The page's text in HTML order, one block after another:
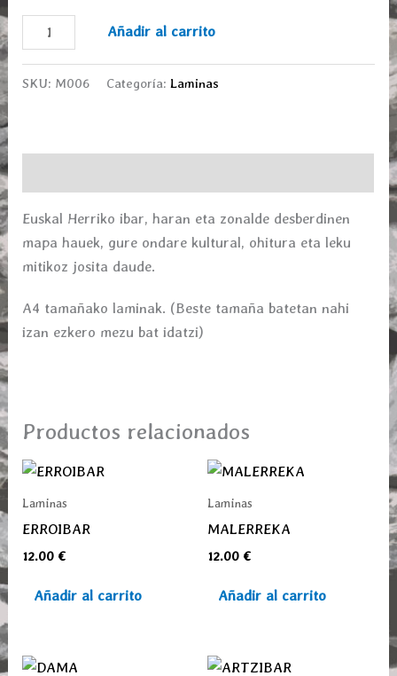
Añadir al carrito
SKU: M006 Categoría:Laminas
Euskal Herriko ibar, haran eta zonalde desberdinen
mapa hauek, gure ondare kultural, ohitura eta leku
mitikoz josita daude.
A4 tamañako laminak. (Beste tamaña batetan nahi
izan ezkero mezu bat idatzi)
Productos relacionados
Laminas
ERROIBAR
12.00 €
Añadir al carrito
Laminas
MALERREKA
12.00 €
Añadir al carrito